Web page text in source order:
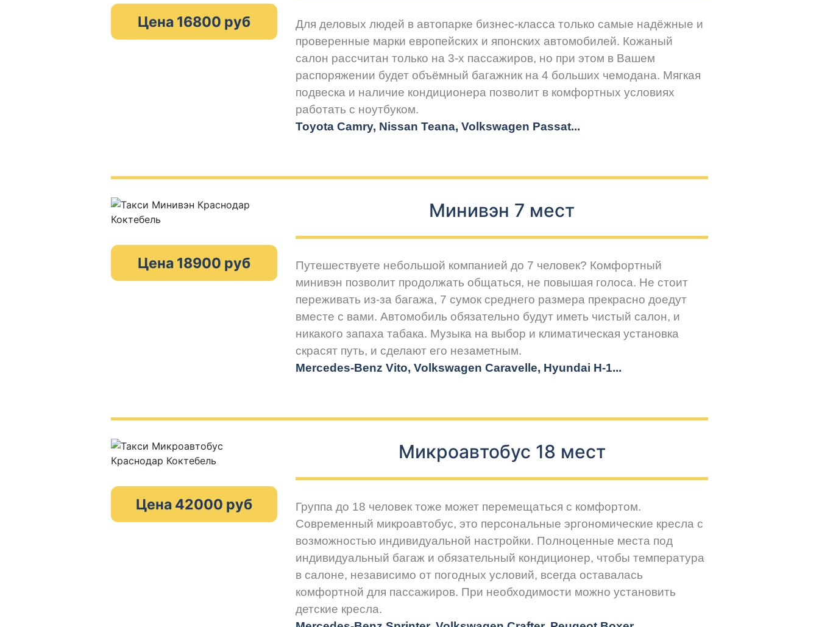
Цена 16800 руб
Для деловых людей в автопарке бизнес-класса только самые надёжные и
проверенные марки европейских и японских автомобилей. Кожаный
салон рассчитан только на 3-х пассажиров, но при этом в Вашем
распоряжении будет объёмный багажник на 4 больших чемодана. Мягкая
подвеска и наличие кондиционера позволит в комфортных условиях
работать с ноутбуком.
Toyota Camry, Nissan Teana, Volkswagen Passat...
Цена 18900 руб
Минивэн 7 мест
Путешествуете небольшой компанией до 7 человек? Комфортный
минивэн позволит продолжать общаться, не повышая голоса. Не стоит
переживать из-за багажа, 7 сумок среднего размера прекрасно доедут
вместе с вами. Автомобиль обязательно будут иметь чистый салон, и
никакого запаха табака. Музыка на выбор и климатическая установка
скрасят путь, и сделают его незаметным.
Mercedes-Benz Vito, Volkswagen Caravelle, Hyundai H-1...
Цена 42000 руб
Микроавтобус 18 мест
Группа до 18 человек тоже может перемещаться с комфортом.
Современный микроавтобус, это персональные эргономические кресла с
возможностью индивидуальной настройки. Полноценные места под
индивидуальный багаж и обязательный кондиционер, чтобы температура
в салоне, независимо от погодных условий, всегда оставалась
комфортной для пассажиров. При необходимости можно установить
детские кресла.